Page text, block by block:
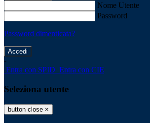
Nome Utente
Password
Password dimenticata?
-
Entra con SPID Entra con CIE
Seleziona utente
button close ×